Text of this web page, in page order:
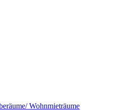
Wohnmieträume